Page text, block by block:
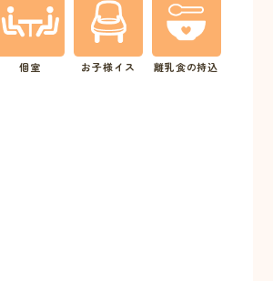
個室 お子様イス 離乳食の持込